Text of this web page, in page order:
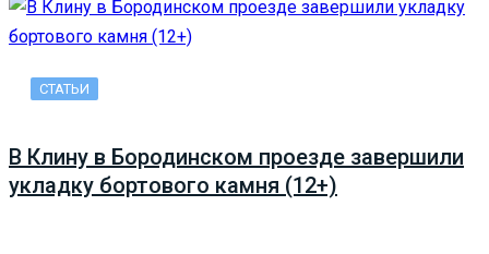
СТАТЬИ
В Клину в Бородинском проезде завершили
укладку бортового камня (12+)